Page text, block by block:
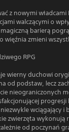
z nowymi
walczącymi o
barierą
więźnia zmieni
RPG
wierny duchowi
od podstaw, lecz
nieograniczonych
wciągający i
zwierzęta wykonują
od poczynań